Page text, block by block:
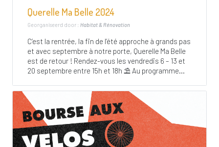
Querelle Ma Belle 2024
Georganiseerd door : Habitat & Rénovation
C’est la rentrée, la fin de l’été approche à grands pas
et avec septembre à notre porte, Querelle Ma Belle
est de retour ! Rendez-vous les vendredis 6 – 13 et
20 septembre entre 15h et 18h ⛱ Au programme...